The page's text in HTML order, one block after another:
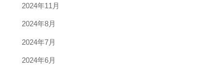
2024年11月
2024年8月
2024年7月
2024年6月